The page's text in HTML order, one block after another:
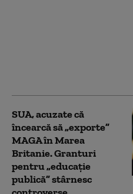
SUA, acuzate că
încearcă să „exporte”
MAGA în Marea
Britanie. Granturi
pentru „educație
publică” stârnesc